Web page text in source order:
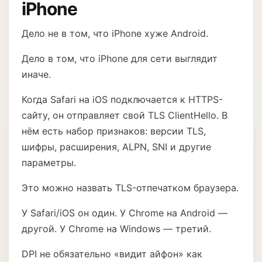
iPhone
Дело не в том, что iPhone хуже Android.
Дело в том, что iPhone для сети выглядит
иначе.
Когда Safari на iOS подключается к HTTPS-
сайту, он отправляет свой TLS ClientHello. В
нём есть набор признаков: версии TLS,
шифры, расширения, ALPN, SNI и другие
параметры.
Это можно назвать TLS-отпечатком браузера.
У Safari/iOS он один. У Chrome на Android —
другой. У Chrome на Windows — третий.
DPI не обязательно «видит айфон» как